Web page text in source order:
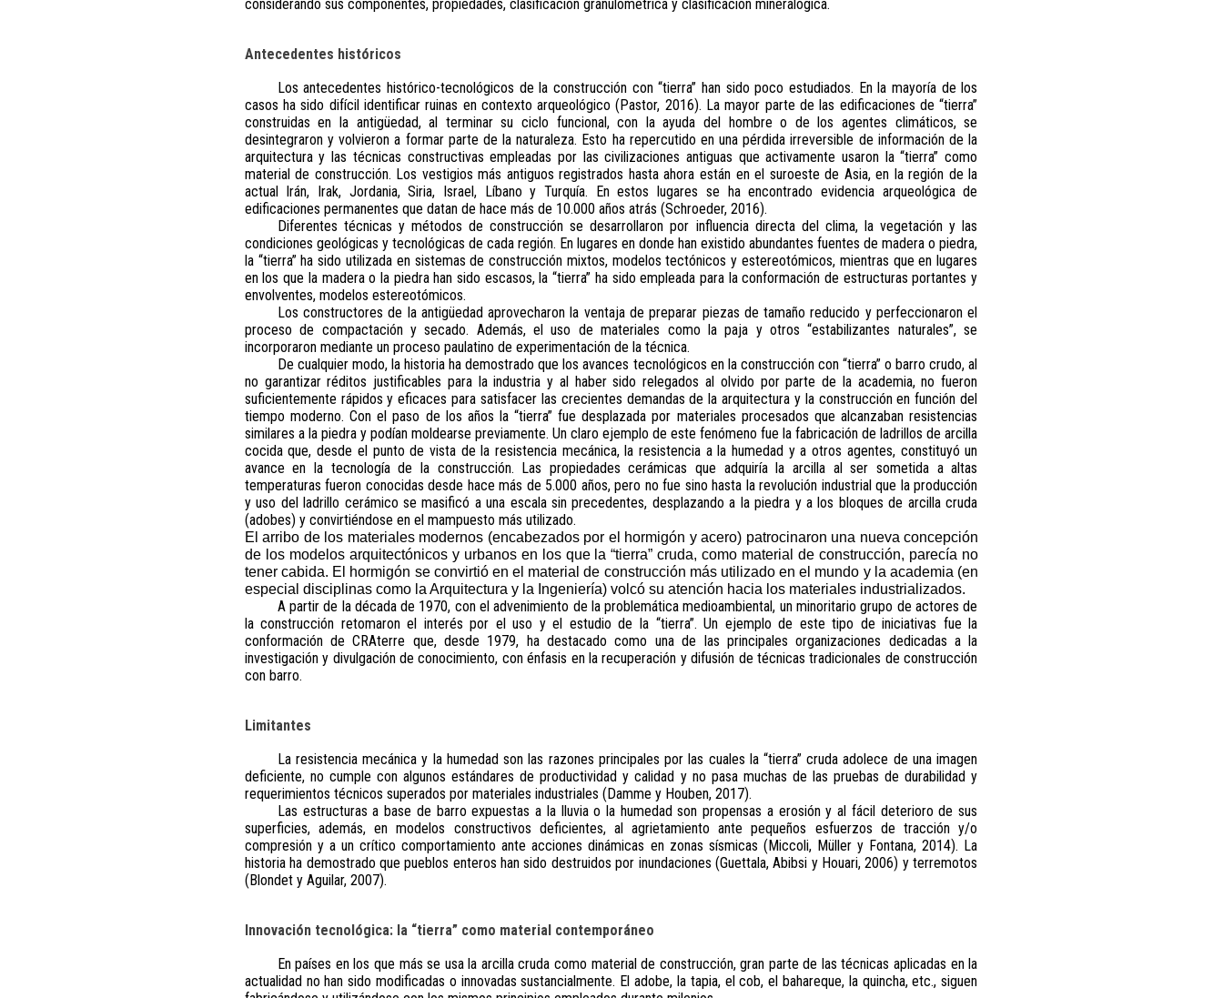
considerando sus componentes, propiedades, clasificación granulométrica y clasificación mineralógica.
Antecedentes históricos
Los antecedentes histórico-tecnológicos de la construcción con “tierra” han sido poco estudiados. En la mayoría de los
casos ha sido difícil identificar ruinas en contexto arqueológico (Pastor, 2016). La mayor parte de las edificaciones de “tierra”
construidas en la antigüedad, al terminar su ciclo funcional, con la ayuda del hombre o de los agentes climáticos, se
desintegraron y volvieron a formar parte de la naturaleza. Esto ha repercutido en una pérdida irreversible de información de la
arquitectura y las técnicas constructivas empleadas por las civilizaciones antiguas que activamente usaron la “tierra” como
material de construcción. Los vestigios más antiguos registrados hasta ahora están en el suroeste de Asia, en la región de la
actual Irán, Irak, Jordania, Siria, Israel, Líbano y Turquía. En estos lugares se ha encontrado evidencia arqueológica de
edificaciones permanentes que datan de hace más de 10.000 años atrás (Schroeder, 2016).
Diferentes técnicas y métodos de construcción se desarrollaron por influencia directa del clima, la vegetación y las
condiciones geológicas y tecnológicas de cada región. En lugares en donde han existido abundantes fuentes de madera o piedra,
la “tierra” ha sido utilizada en sistemas de construcción mixtos, modelos tectónicos y estereotómicos, mientras que en lugares
en los que la madera o la piedra han sido escasos, la “tierra” ha sido empleada para la conformación de estructuras portantes y
envolventes, modelos estereotómicos.
Los constructores de la antigüedad aprovecharon la ventaja de preparar piezas de tamaño reducido y perfeccionaron el
proceso de compactación y secado. Además, el uso de materiales como la paja y otros “estabilizantes naturales”, se
incorporaron mediante un proceso paulatino de experimentación de la técnica.
De cualquier modo, la historia ha demostrado que los avances tecnológicos en la construcción con “tierra” o barro crudo, al
no garantizar réditos justificables para la industria y al haber sido relegados al olvido por parte de la academia, no fueron
suficientemente rápidos y eficaces para satisfacer las crecientes demandas de la arquitectura y la construcción en función del
tiempo moderno. Con el paso de los años la “tierra” fue desplazada por materiales procesados que alcanzaban resistencias
similares a la piedra y podían moldearse previamente. Un claro ejemplo de este fenómeno fue la fabricación de ladrillos de arcilla
cocida que, desde el punto de vista de la resistencia mecánica, la resistencia a la humedad y a otros agentes, constituyó un
avance en la tecnología de la construcción. Las propiedades cerámicas que adquiría la arcilla al ser sometida a altas
temperaturas fueron conocidas desde hace más de 5.000 años, pero no fue sino hasta la revolución industrial que la producción
y uso del ladrillo cerámico se masificó a una escala sin precedentes, desplazando a la piedra y a los bloques de arcilla cruda
(adobes) y convirtiéndose en el mampuesto más utilizado.
El arribo de los materiales modernos (encabezados por el hormigón y acero) patrocinaron una nueva concepción
de los modelos arquitectónicos y urbanos en los que la “tierra” cruda, como material de construcción, parecía no
tener cabida. El hormigón se convirtió en el material de construcción más utilizado en el mundo y la academia (en
especial disciplinas como la Arquitectura y la Ingeniería) volcó su atención hacia los materiales industrializados.
A partir de la década de 1970, con el advenimiento de la problemática medioambiental, un minoritario grupo de actores de
la construcción retomaron el interés por el uso y el estudio de la “tierra”. Un ejemplo de este tipo de iniciativas fue la
conformación de CRAterre que, desde 1979, ha destacado como una de las principales organizaciones dedicadas a la
investigación y divulgación de conocimiento, con énfasis en la recuperación y difusión de técnicas tradicionales de construcción
con barro.
Limitantes
La resistencia mecánica y la humedad son las razones principales por las cuales la “tierra” cruda adolece de una imagen
deficiente, no cumple con algunos estándares de productividad y calidad y no pasa muchas de las pruebas de durabilidad y
requerimientos técnicos superados por materiales industriales (Damme y Houben, 2017).
Las estructuras a base de barro expuestas a la lluvia o la humedad son propensas a erosión y al fácil deterioro de sus
superficies, además, en modelos constructivos deficientes, al agrietamiento ante pequeños esfuerzos de tracción y/o
compresión y a un crítico comportamiento ante acciones dinámicas en zonas sísmicas (Miccoli, Müller y Fontana, 2014). La
historia ha demostrado que pueblos enteros han sido destruidos por inundaciones (Guettala, Abibsi y Houari, 2006) y terremotos
(Blondet y Aguilar, 2007).
Innovación tecnológica: la “tierra” como material contemporáneo
En países en los que más se usa la arcilla cruda como material de construcción, gran parte de las técnicas aplicadas en la
actualidad no han sido modificadas o innovadas sustancialmente. El adobe, la tapia, el cob, el bahareque, la quincha, etc., siguen